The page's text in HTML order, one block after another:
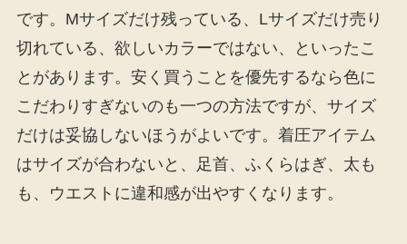
です。Mサイズだけ残っている、Lサイズだけ売り
切れている、欲しいカラーではない、といったこ
とがあります。安く買うことを優先するなら色に
こだわりすぎないのも一つの方法ですが、サイズ
だけは妥協しないほうがよいです。着圧アイテム
はサイズが合わないと、足首、ふくらはぎ、太も
も、ウエストに違和感が出やすくなります。